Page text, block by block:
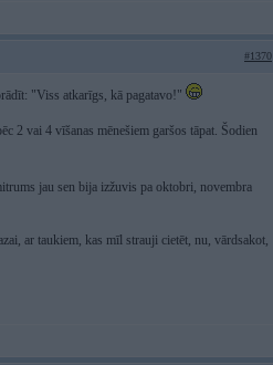
#1370
"Viss atkarīgs, kā pagatavo!"
2 vai 4 vīšanas mēnešiem garšos tāpat. Šodien
jau sen bija izžuvis pa oktobri, novembra
ar taukiem, kas mīl strauji cietēt, nu, vārdsakot,